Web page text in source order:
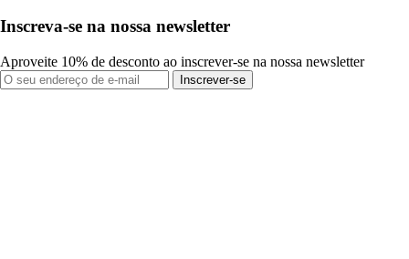
Inscreva-se na nossa newsletter
Aproveite 10% de desconto ao inscrever-se na nossa newsletter
Inscrever-se